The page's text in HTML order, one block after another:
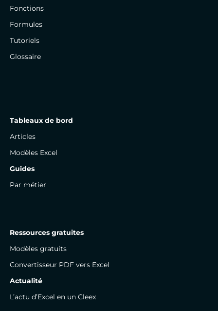
Fonctions
Formules
Tutoriels
Glossaire
Tableaux de bord
Articles
Modèles Excel
Guides
Par métier
Ressources gratuites
Modèles gratuits
Convertisseur PDF vers Excel
Actualité
L’actu d’Excel en un Cleex